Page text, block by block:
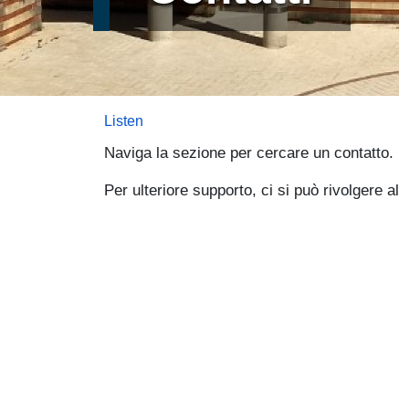
Listen
Naviga la sezione per cercare un contatto.
Per ulteriore supporto, ci si può rivolgere al